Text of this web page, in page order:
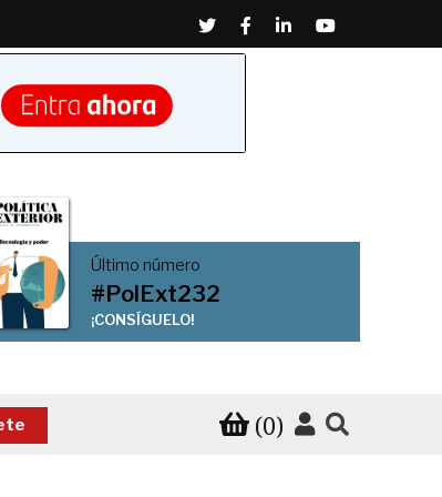
TwitterFacebook
LinkedinYoutube
Último número
#PolExt232
¡CONSÍGUELO!
(0)